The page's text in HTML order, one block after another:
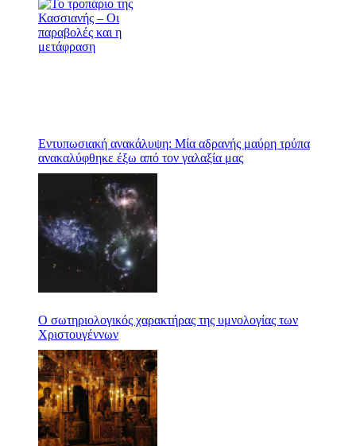
Εντυπωσιακή ανακάλυψη: Μία αδρανής μαύρη τρύπα
ανακαλύφθηκε έξω από τον γαλαξία μας
Ο σωτηριολογικός χαρακτήρας της υμνολογίας των
Χριστουγέννων